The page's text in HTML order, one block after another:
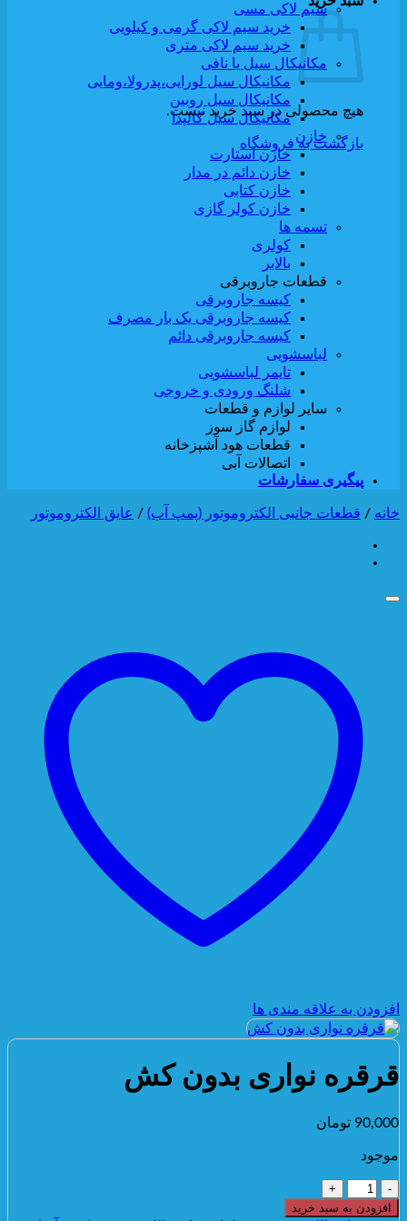
هیچ محصولی در سبد خرید نیست.
بازگشت به فروشگاه
سیم لاکی مسی
خرید سیم لاکی گرمی و کیلویی
خرید سیم لاکی متری
مکانیکال سیل یا نافی
مکانیکال سیل لورایی،پدرولا،ومایی
مکانیکال سیل روبین
مکانیکال سیل کالپدا
خازن
خازن استارت
خازن دائم در مدار
خازن کتابی
خازن کولر گازی
تسمه ها
کولری
بالابر
قطعات جاروبرقی
کیسه جاروبرقی
کیسه جاروبرقی یک بار مصرف
کیسه جاروبرقی دائم
لباسشویی
تایمر لباسشویی
شلنگ ورودی و خروجی
سایر لوازم و قطعات
لوازم گاز سوز
قطعات هود آشپزخانه
اتصالات آبی
پیگیری سفارشات
خانه / قطعات جانبی الکتروموتور (پمپ آب) / عایق الکتروموتور
افزودن به علاقه مندی ها
قرقره نواری بدون کش
90,000 تومان
موجود
قرقره
نواری
افزودن به سبد خرید